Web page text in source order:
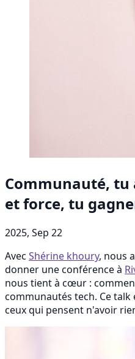
Communauté, tu
et force, tu
2025, Sep 22
Avec Shérine khoury, nous
donner une conférence à
nous tient à cœur :
communautés tech. Ce
ceux qui pensent n'avoir